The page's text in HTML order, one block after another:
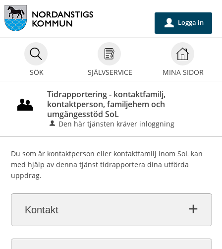
Välkommen
till
självservice
Nordanstigs
kommun
SÖK SJÄLVSERVICE MINA SIDOR
u Logga in
Tidrapportering - kontaktfamilj,
kontaktperson, familjehem och
umgängesstöd SoL
Den här tjänsten kräver inloggning
Du som är kontaktperson eller kontaktfamilj inom SoL kan
med hjälp av denna tjänst tidrapportera dina utförda
uppdrag.
Kontakt